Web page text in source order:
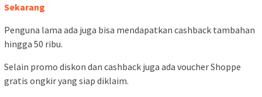
Sekarang
Penguna lama ada juga bisa mendapatkan cashback tambahan
hingga 50 ribu.
Selain promo diskon dan cashback juga ada voucher Shoppe
gratis ongkir yang siap diklaim.